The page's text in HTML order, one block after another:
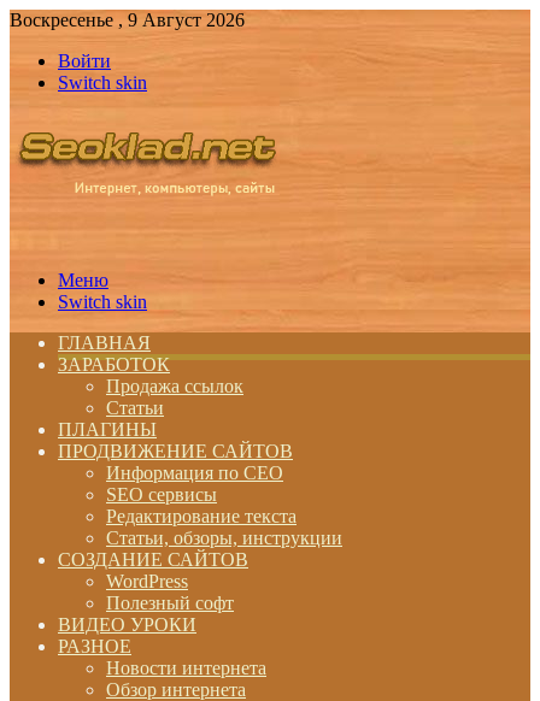
Воскресенье , 9 Август 2026
Войти
Switch skin
Меню
Switch skin
ГЛАВНАЯ
ЗАРАБОТОК
Продажа ссылок
Статьи
ПЛАГИНЫ
ПРОДВИЖЕНИЕ САЙТОВ
Информация по СЕО
SEO сервисы
Редактирование текста
Статьи, обзоры, инструкции
СОЗДАНИЕ САЙТОВ
WordPress
Полезный софт
ВИДЕО УРОКИ
РАЗНОЕ
Новости интернета
Обзор интернета